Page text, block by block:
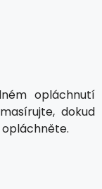
opláchnutí
dokud